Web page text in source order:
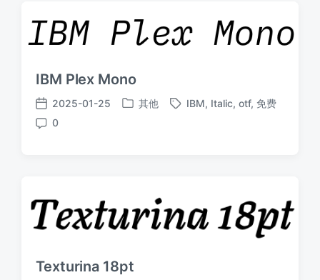
IBM Plex Mono
发
布
2025-01-25
发
其他
标
IBM, Italic, otf, 免费
评
0
Texturina 18pt